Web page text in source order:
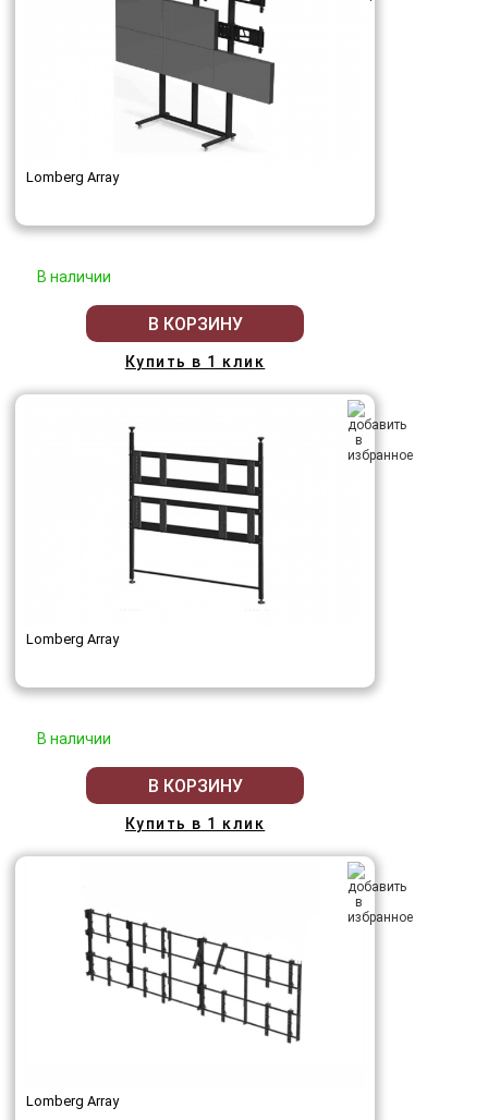
Lomberg Array
В наличии
В КОРЗИНУ
Купить в 1 клик
Lomberg Array
В наличии
В КОРЗИНУ
Купить в 1 клик
Lomberg Array